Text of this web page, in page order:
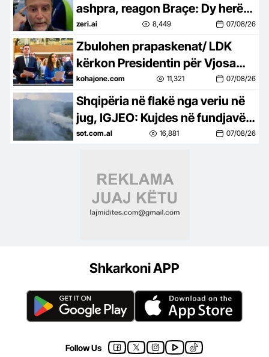
ashpra, reagon Braçe: Dy herë
janë boll për të vrarë…jo pasurim
për policët (VIDEO)
zeri.ai 8,449 07/08/26
Zbulohen prapaskenat/ LDK
kërkon Presidentin për Vjosa
Osmanin, kurse Kurti i ofron…
kohajone.com 11,321 07/08/26
Shqipëria në flakë nga veriu në
jug, IGJEO: Kujdes në fundjavë,
rrezik i lartë për zjarre në 8
sot.com.al 16,881 07/08/26
Shkarkoni APP
Follow Us